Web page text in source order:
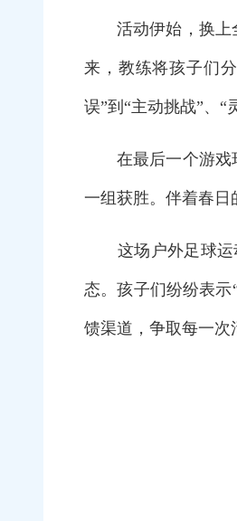
活动伊始，换上全
来，教练将孩子们
误”到“主动挑战”、“
在最后一个游戏环
一组获胜。伴着春日
这场户外足球运动
态。孩子们纷纷表示
馈渠道，争取每一次